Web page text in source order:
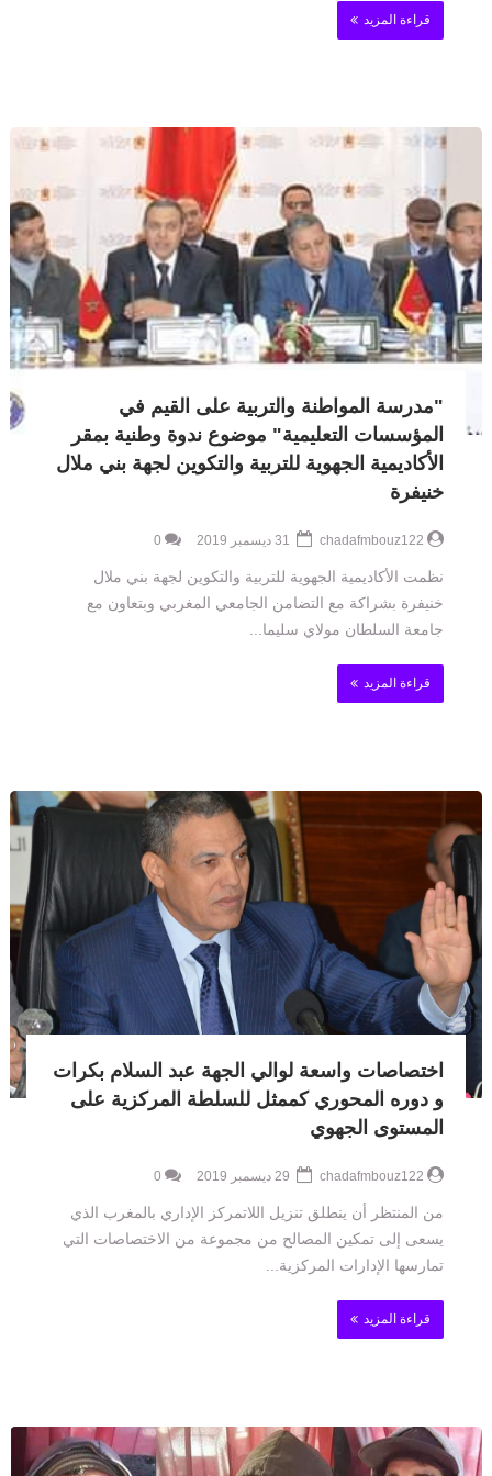
قراءة المزيد
"مدرسة المواطنة والتربية على القيم في
المؤسسات التعليمية" موضوع ندوة وطنية بمقر
الأكاديمية الجهوية للتربية والتكوين لجهة بني ملال
خنيفرة
chadafmbouz122
0
نظمت الأكاديمية الجهوية للتربية والتكوين لجهة بني ملال
خنيفرة بشراكة مع التضامن الجامعي المغربي وبتعاون مع
جامعة السلطان مولاي سليما...
قراءة المزيد
اختصاصات واسعة لوالي الجهة عبد السلام بكرات
و دوره المحوري كممثل للسلطة المركزية على
المستوى الجهوي
chadafmbouz122
0
من المنتظر أن ينطلق تنزيل اللاتمركز الإداري بالمغرب الذي
يسعى إلى تمكين المصالح من مجموعة من الاختصاصات التي
تمارسها الإدارات المركزية...
قراءة المزيد